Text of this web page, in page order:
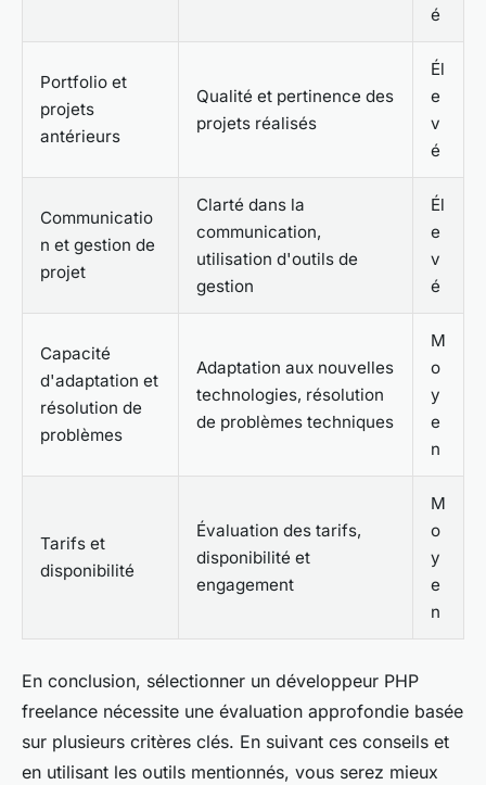
é
Portfolio et
projets
antérieurs
Qualité et pertinence des
projets réalisés
Él
e
v
é
Communicatio
n et gestion de
projet
Clarté dans la
communication,
utilisation d'outils de
gestion
Él
e
v
é
Capacité
d'adaptation et
résolution de
problèmes
Adaptation aux nouvelles
technologies, résolution
de problèmes techniques
M
o
y
e
n
Tarifs et
disponibilité
Évaluation des tarifs,
disponibilité et
engagement
M
o
y
e
n
En conclusion, sélectionner un développeur PHP
freelance nécessite une évaluation approfondie basée
sur plusieurs critères clés. En suivant ces conseils et
en utilisant les outils mentionnés, vous serez mieux